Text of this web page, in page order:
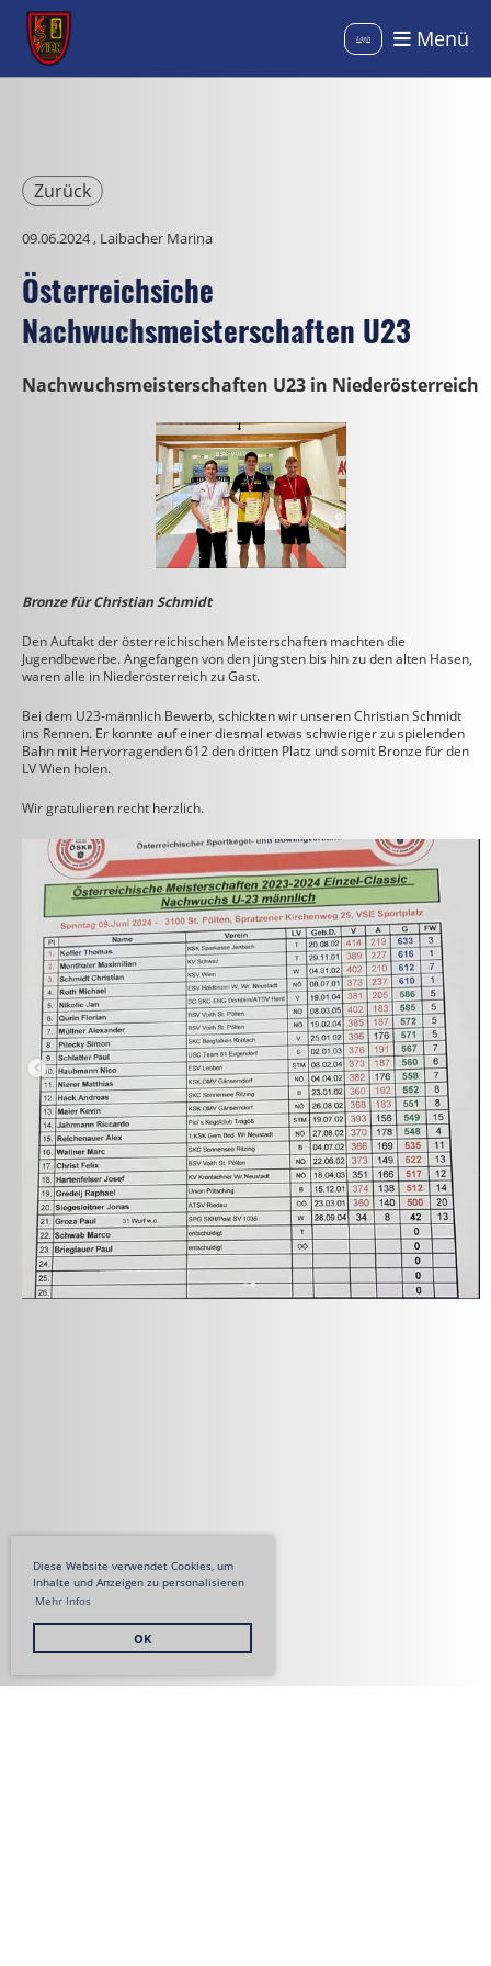
Diese Website verwendet Cookies, um
Inhalte und Anzeigen zu personalisieren
Mehr Infos
OK
Login Menü
Zurück
09.06.2024, Laibacher Marina
Österreichsiche
Nachwuchsmeisterschaften U23
Nachwuchsmeisterschaften U23 in Niederösterreich
Bronze für Christian Schmidt
Den Auftakt der österreichischen Meisterschaften machten die
Jugendbewerbe. Angefangen von den jüngsten bis hin zu den alten Hasen,
waren alle in Niederösterreich zu Gast.
Bei dem U23-männlich Bewerb, schickten wir unseren Christian Schmidt
ins Rennen. Er konnte auf einer diesmal etwas schwieriger zu spielenden
Bahn mit Hervorragenden 612 den dritten Platz und somit Bronze für den
LV Wien holen.
Wir gratulieren recht herzlich.